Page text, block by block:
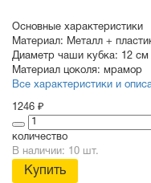
Основные характеристики
Материал: Металл +
Диаметр чаши кубка: 12 см
Материал цоколя: мрамор
Все характеристики и
1246 ₽
количество
В наличии: 10 шт.
Купить